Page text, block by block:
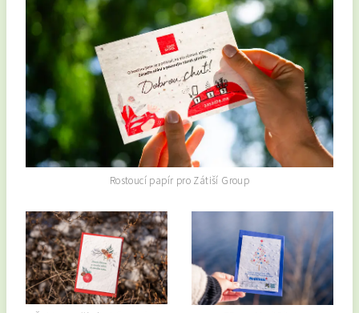
Rostoucí papír pro Zátiší Group